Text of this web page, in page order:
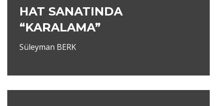
HAT SANATINDA
“KARALAMA”
Süleyman BERK